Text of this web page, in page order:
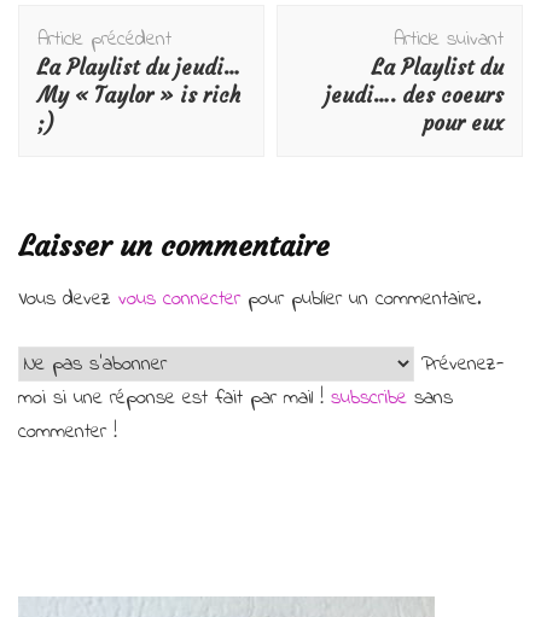
Navigation
d'article
Article précédent
La Playlist du jeudi…
My « Taylor » is rich
;)
Article suivant
La Playlist du
jeudi…. des coeurs
pour eux
Laisser un commentaire
Vous devez vous connecterpour publier un commentaire.
Prévenez-
moi si une réponse est fait par mail ! subscribe sans
commenter !